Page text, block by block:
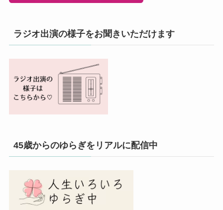
ラジオ出演の様子をお聞きいただけます
45歳からのゆらぎをリアルに配信中